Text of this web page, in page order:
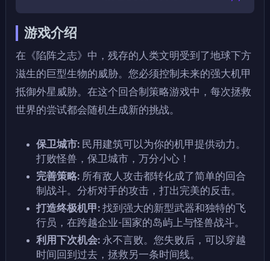
游戏介绍
在《陷阵之志》中，残存的人类文明受到了地球下方
滋生的巨型生物的威胁。您必须控制未来的强大机甲
抵御外星威胁。在这个回合制策略游戏中，每次拯救
世界的尝试都会随机生成新的挑战。
保卫城市: 民用建筑可以为你的机甲提供动力。
打败怪兽，保卫城市，万分小心！
完善策略: 所有敌人攻击都转化成了简单的回合
制战斗。分析对手的攻击，打出完美的反击。
打造终极机甲: 找到强大的新型武器和独特的飞
行员，在跨越企业-国家的岛屿上与怪兽战斗。
利用下次机会: 永不言败。您失败后，可以穿越
时间回到过去，拯救另一条时间线。